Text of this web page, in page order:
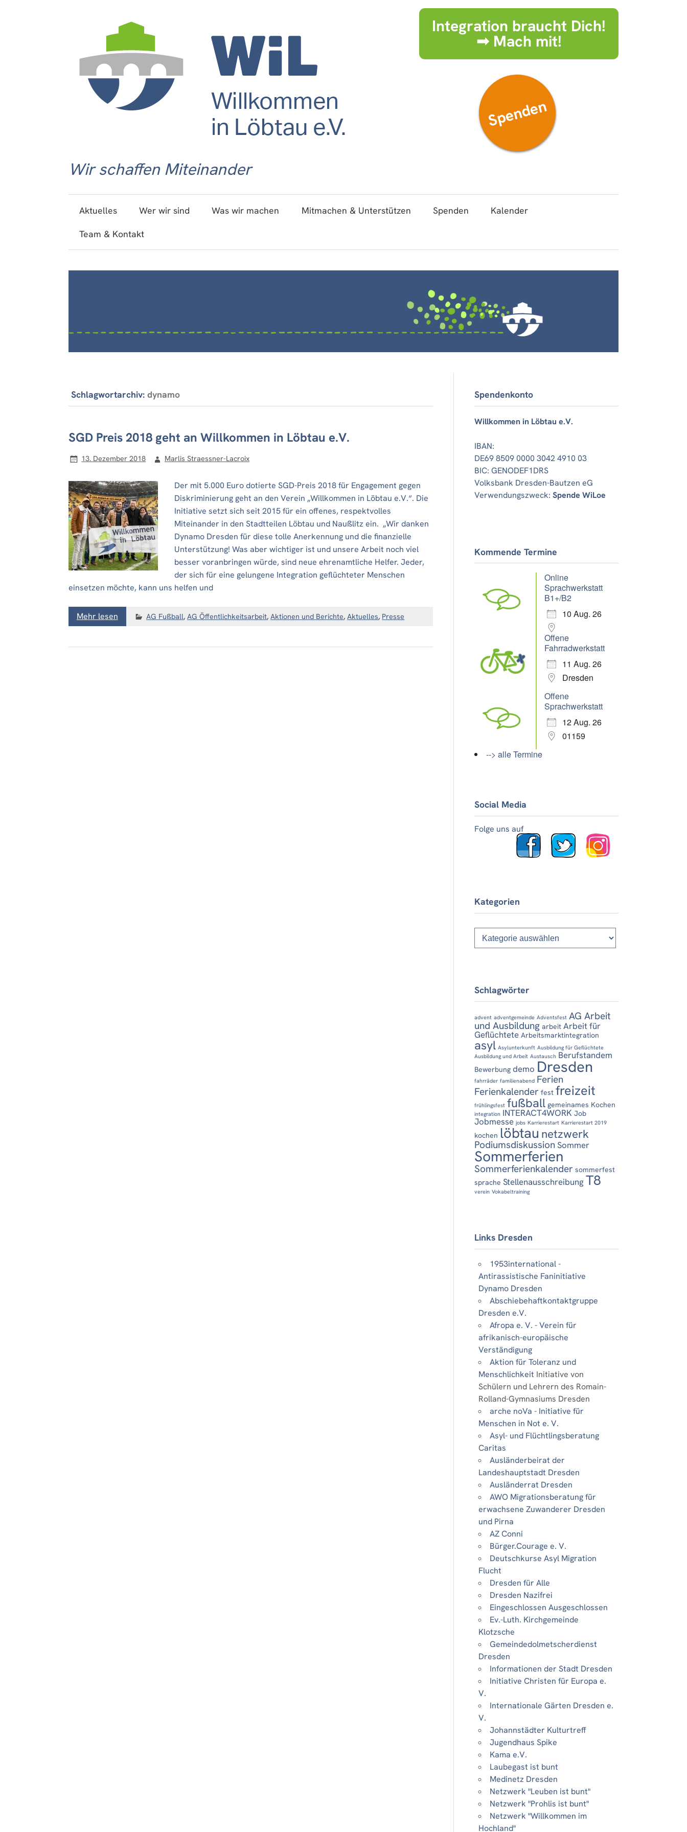
Wir schaffen Miteinander
Integration braucht Dich!
➟ Mach mit!
Spenden
Aktuelles Wer wir sind Was wir machen Mitmachen & Unterstützen Spenden
Kalender
Team & Kontakt
Schlagwortarchiv:dynamo
SGD Preis 2018 geht an Willkommen in Löbtau e.V.
13. Dezember 2018 Marlis Straessner-Lacroix
Der mit 5.000 Euro dotierte SGD-Preis 2018 für Engagement gegen
Diskriminierung geht an den Verein „Willkommen in Löbtau e.V.“. Die
Initiative setzt sich seit 2015 für ein offenes, respektvolles
Miteinander in den Stadtteilen Löbtau und Naußlitz ein. „Wir danken
Dynamo Dresden für diese tolle Anerkennung und die finanzielle
Unterstützung! Was aber wichtiger ist und unsere Arbeit noch viel
besser voranbringen würde, sind neue ehrenamtliche Helfer. Jeder,
der sich für eine gelungene Integration geflüchteter Menschen
einsetzen möchte, kann uns helfen und
Mehr lesen AG Fußball,AG Öffentlichkeitsarbeit,Aktionen und Berichte,Aktuelles, Presse
Spendenkonto
Willkommen in Löbtau e.V.
IBAN:
DE69 8509 0000 3042 4910 03
BIC: GENODEF1DRS
Volksbank Dresden-Bautzen eG
Verwendungszweck:Spende WiLoe
Kommende Termine
Online
Sprachwerkstatt
B1+/B2
10 Aug. 26
Offene
Fahrradwerkstatt
11 Aug. 26
Dresden
Offene
Sprachwerkstatt
12 Aug. 26
01159
--> alle Termine
Social Media
Folge uns auf
Kategorien
Kategorien
Schlagwörter
advent adventgemeinde Adventsfest AG Arbeit
und Ausbildung arbeit Arbeit für
Geflüchtete Arbeitsmarktintegration
asyl Asylunterkunft Ausbildung für Geflüchtete
Ausbildung und Arbeit Austausch Berufstandem
Bewerbung demo Dresden
fahrräder familienabend Ferien
Ferienkalender fest freizeit
frühlingsfest fußball gemeinames Kochen
integration INTERACT4WORK Job
Jobmesse jobs Karrierestart Karrierestart 2019
kochen löbtau netzwerk
PodiumsdiskussionSommer
Sommerferien
Sommerferienkalender sommerfest
sprache Stellenausschreibung T8
verein Vokabeltraining
Links Dresden
1953international -
Antirassistische Faninitiative
Dynamo Dresden
Abschiebehaftkontaktgruppe
Dresden e.V.
Afropa e. V. - Verein für
afrikanisch-europäische
Verständigung
Aktion für Toleranz und
Menschlichkeit Initiative von
Schülern und Lehrern des Romain-
Rolland-Gymnasiums Dresden
arche noVa - Initiative für
Menschen in Not e. V.
Asyl- und Flüchtlingsberatung
Caritas
Ausländerbeirat der
Landeshauptstadt Dresden
Ausländerrat Dresden
AWO Migrationsberatung für
erwachsene Zuwanderer Dresden
und Pirna
AZ Conni
Bürger.Courage e. V.
Deutschkurse Asyl Migration
Flucht
Dresden für Alle
Dresden Nazifrei
Eingeschlossen Ausgeschlossen
Ev.-Luth. Kirchgemeinde
Klotzsche
Gemeindedolmetscherdienst
Dresden
Informationen der Stadt Dresden
Initiative Christen für Europa e.
V.
Internationale Gärten Dresden e.
V.
Johannstädter Kulturtreff
Jugendhaus Spike
Kama e.V.
Laubegast ist bunt
Medinetz Dresden
Netzwerk "Leuben ist bunt"
Netzwerk "Prohlis ist bunt"
Netzwerk "Willkommen im
Hochland"